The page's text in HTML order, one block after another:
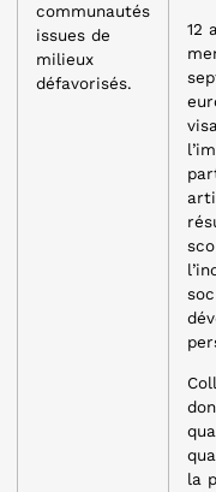
communautés
issues de
milieux
défavorisés.
12
la